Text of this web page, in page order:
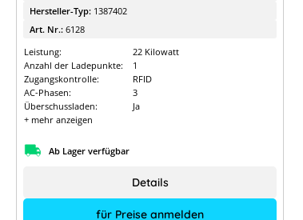
Hersteller-Typ: 1387402
Art. Nr.: 6128
Leistung:
22 Kilowatt
Anzahl der Ladepunkte:
1
Zugangskontrolle:
RFID
AC-Phasen:
3
Überschussladen:
Ja
+ mehr anzeigen
Ab Lager verfügbar
für Preise anmelden
Details